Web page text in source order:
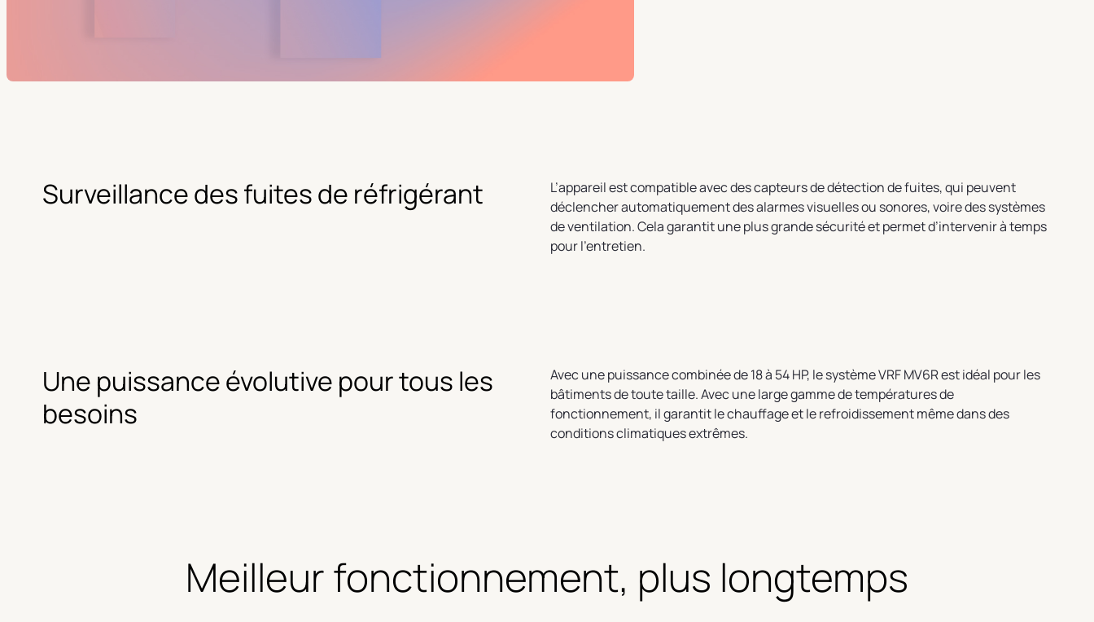
Surveillance des fuites de réfrigérant
L’appareil est compatible avec des capteurs de détection de fuites, qui peuvent
déclencher automatiquement des alarmes visuelles ou sonores, voire des systèmes
de ventilation. Cela garantit une plus grande sécurité et permet d’intervenir à temps
pour l’entretien.
Une puissance évolutive pour tous les
besoins
Avec une puissance combinée de 18 à 54 HP, le système VRF MV6R est idéal pour les
bâtiments de toute taille. Avec une large gamme de températures de
fonctionnement, il garantit le chauffage et le refroidissement même dans des
conditions climatiques extrêmes.
Meilleur fonctionnement, plus longtemps